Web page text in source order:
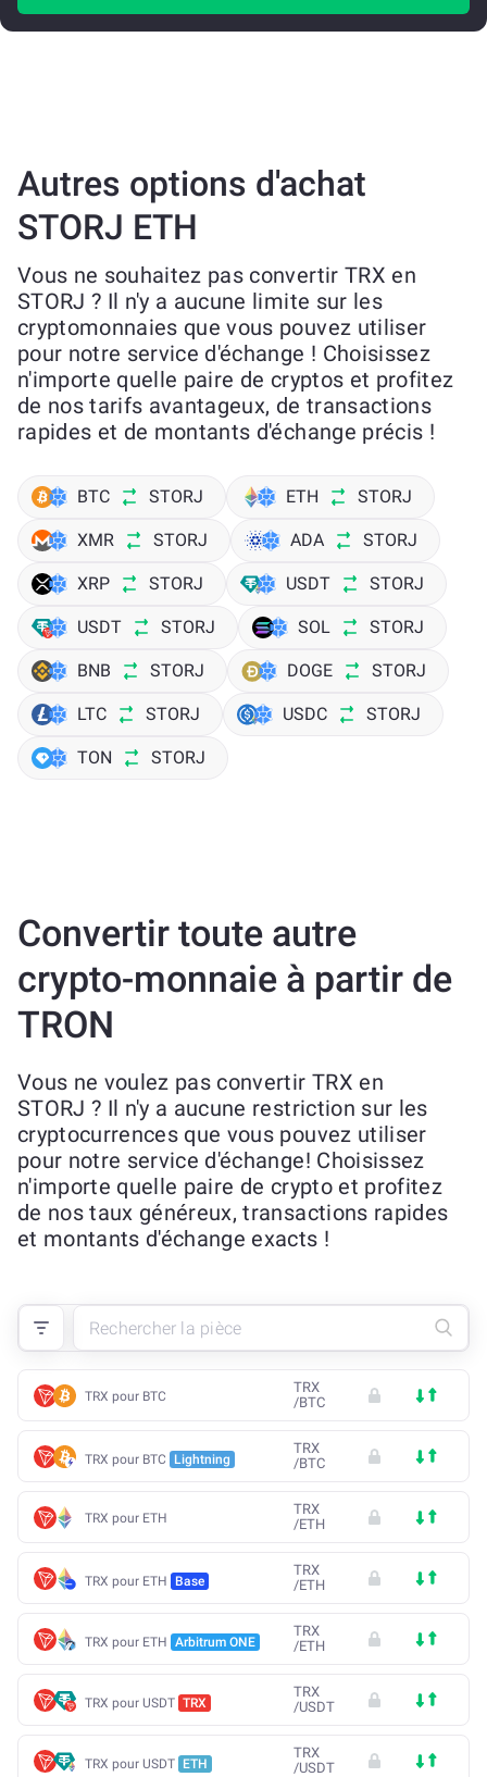
Autres options d'achat
STORJ ETH
Vous ne souhaitez pas convertir TRX en
STORJ ? Il n'y a aucune limite sur les
cryptomonnaies que vous pouvez utiliser
pour notre service d'échange ! Choisissez
n'importe quelle paire de cryptos et profitez
de nos tarifs avantageux, de transactions
rapides et de montants d'échange précis !
BTC STORJ ETH STORJ
XMR STORJ ADA STORJ
XRP STORJ USDT STORJ
USDT STORJ SOL STORJ
BNB STORJ DOGE STORJ
LTC STORJ USDC STORJ
TON STORJ
Convertir toute autre
crypto-monnaie à partir de
TRON
Vous ne voulez pas convertir TRX en
STORJ ? Il n'y a aucune restriction sur les
cryptocurrences que vous pouvez utiliser
pour notre service d'échange! Choisissez
n'importe quelle paire de crypto et profitez
de nos taux généreux, transactions rapides
et montants d'échange exacts !
TRX pour BTC
TRX
/BTC
TRX pour BTC Lightning
TRX
/BTC
TRX pour ETH
TRX
/ETH
TRX pour ETH Base
TRX
/ETH
TRX pour ETH Arbitrum ONE
TRX
/ETH
TRX pour USDT TRX
TRX
/USDT
TRX pour USDT ETH
TRX
/USDT